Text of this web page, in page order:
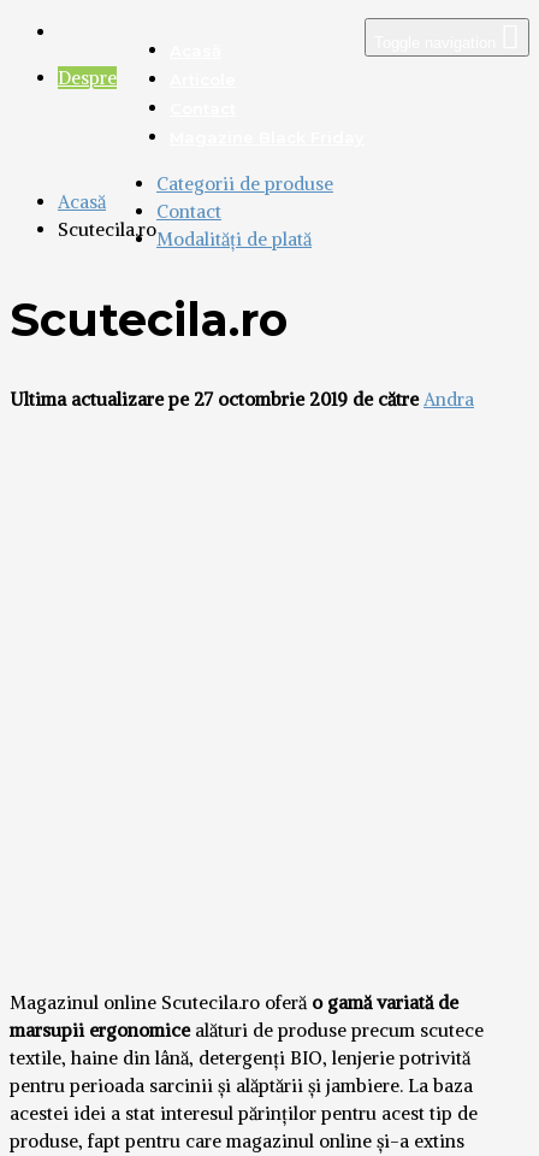
Acasă
Scutecila.ro
Despre
Categorii de produse
Contact
Modalități de plată
Scutecila.ro
Ultima actualizare pe 27 octombrie 2019 de către Andra
Magazinul online Scutecila.ro oferă o gamă variată de
marsupii ergonomicealături de produse precum scutece
textile, haine din lână, detergenți BIO, lenjerie potrivită
pentru perioada sarcinii și alăptării și jambiere. La baza
acestei idei a stat interesul părinților pentru acest tip de
produse, fapt pentru care magazinul online și-a extins